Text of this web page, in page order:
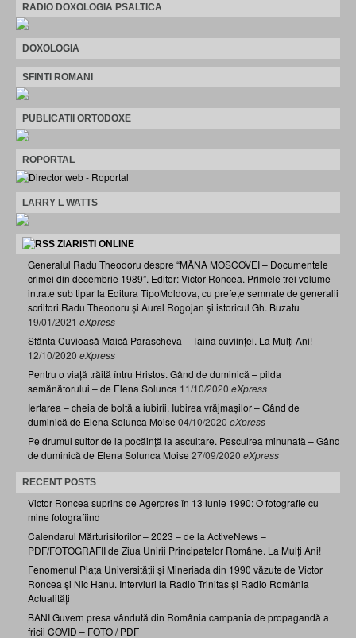
RADIO DOXOLOGIA PSALTICA
DOXOLOGIA
SFINTI ROMANI
PUBLICATII ORTODOXE
ROPORTAL
LARRY L WATTS
ZIARISTI ONLINE
Generalul Radu Theodoru despre “MÂNA MOSCOVEI – Documentele
crimei din decembrie 1989”. Editor: Victor Roncea. Primele trei volume
intrate sub tipar la Editura TipoMoldova, cu prefețe semnate de generalii
scriitori Radu Theodoru și Aurel Rogojan și istoricul Gh. Buzatu
19/01/2021 eXpress
Sfânta Cuvioasă Maică Parascheva – Taina cuviinței. La Mulți Ani!
12/10/2020 eXpress
Pentru o viață trăită întru Hristos. Gând de duminică – pilda
semănătorului – de Elena Solunca 11/10/2020 eXpress
Iertarea – cheia de boltă a iubirii. Iubirea vrăjmașilor – Gând de
duminică de Elena Solunca Moise 04/10/2020 eXpress
Pe drumul suitor de la pocăință la ascultare. Pescuirea minunată – Gând
de duminică de Elena Solunca Moise 27/09/2020 eXpress
RECENT POSTS
Victor Roncea suprins de Agerpres în 13 iunie 1990: O fotografie cu
mine fotografiind
Calendarul Mărturisitorilor – 2023 – de la ActiveNews –
PDF/FOTOGRAFII de Ziua Unirii Principatelor Române. La Mulți Ani!
Fenomenul Piața Universității și Mineriada din 1990 văzute de Victor
Roncea și Nic Hanu. Interviuri la Radio Trinitas și Radio România
Actualități
BANI Guvern presa vândută din România campania de propagandă a
fricii COVID – FOTO / PDF